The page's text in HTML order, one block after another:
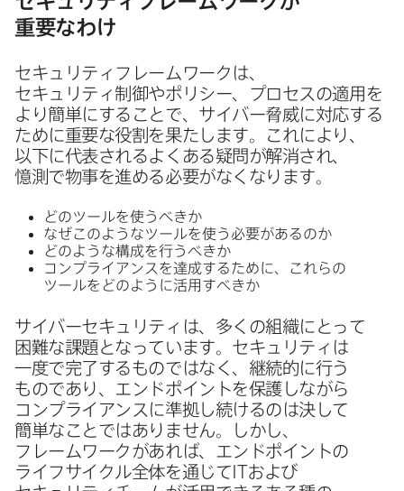
重要なわけ
セキュリティフレームワークは、​
セキュリティ制御や​ポリシー、​プロセスの​適用を​
より​簡単に​する​ことで、​サイバー脅威に​対応する​
ために​重要な​役割を​果たします。​これに​より、​
以下に​代表される​よく​ある​疑問が​解消され、​
憶測で​物事を​進める​必要が​なくなります。
どの​ツールを​使うべきか
な​ぜ​このような​ツールを​使う​必要が​あるのか
どのような​構成を​行うべきか
コンプライアンスを​達成する​ために、​これらの​
ツールを​どのように​活用すべきか
サイバーセキュリティは、​多くの​組織に​とって​
困難な​課題と​なっています。​セキュリティは​
一度で​完了する​ものではなく、​継続的に​行う​
ものであり、​エンドポイントを​保護しながら​
コンプライアンスに​準拠し続けるのは​決して​
簡単な​ことでは​ありません。​しかし、​
フレームワークが​あれば、​エンドポイントの​
ライフサイクル全体を​通じて ITおよび​